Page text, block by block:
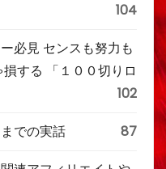
104
必見 センスも努力も
する 「１００切りロ
102
での実話 87